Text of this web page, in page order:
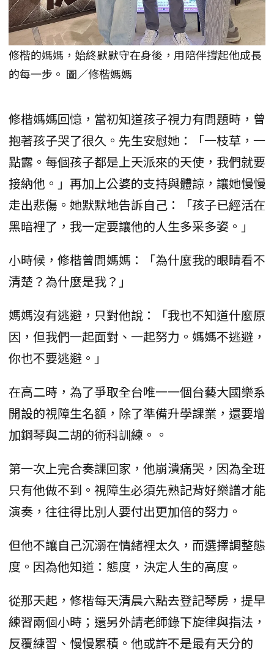
修楷的媽媽，始終默默守在身後，用陪伴撐起他成長
的每一步。 圖／修楷媽媽
修楷媽媽回憶，當初知道孩子視力有問題時，曾
抱著孩子哭了很久。先生安慰她：「一枝草，一
點露。每個孩子都是上天派來的天使，我們就要
接納他。」再加上公婆的支持與體諒，讓她慢慢
走出悲傷。她默默地告訴自己：「孩子已經活在
黑暗裡了，我一定要讓他的人生多采多姿。」
小時候，修楷曾問媽媽：「為什麼我的眼睛看不
清楚？為什麼是我？」
媽媽沒有逃避，只對他說：「我也不知道什麼原
因，但我們一起面對、一起努力。媽媽不逃避，
你也不要逃避。」
在高二時，為了爭取全台唯一一個台藝大國樂系
開設的視障生名額，除了準備升學課業，還要增
加鋼琴與二胡的術科訓練。。
第一次上完合奏課回家，他崩潰痛哭，因為全班
只有他做不到。視障生必須先熟記背好樂譜才能
演奏，往往得比別人要付出更加倍的努力。
但他不讓自己沉溺在情緒裡太久，而選擇調整態
度。因為他知道：態度，決定人生的高度。
從那天起，修楷每天清晨六點去登記琴房，提早
練習兩個小時；還另外請老師錄下旋律與指法，
反覆練習、慢慢累積。他或許不是最有天分的